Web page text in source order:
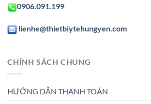
0906.091.199
lienhe@thietbiytehungyen.com
CHÍNH SÁCH CHUNG
HƯỚNG DẪN THANH TOÁN